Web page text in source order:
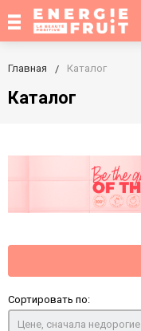
Главная Каталог
Каталог
Сортировать по:
Цене, сначала недорогие